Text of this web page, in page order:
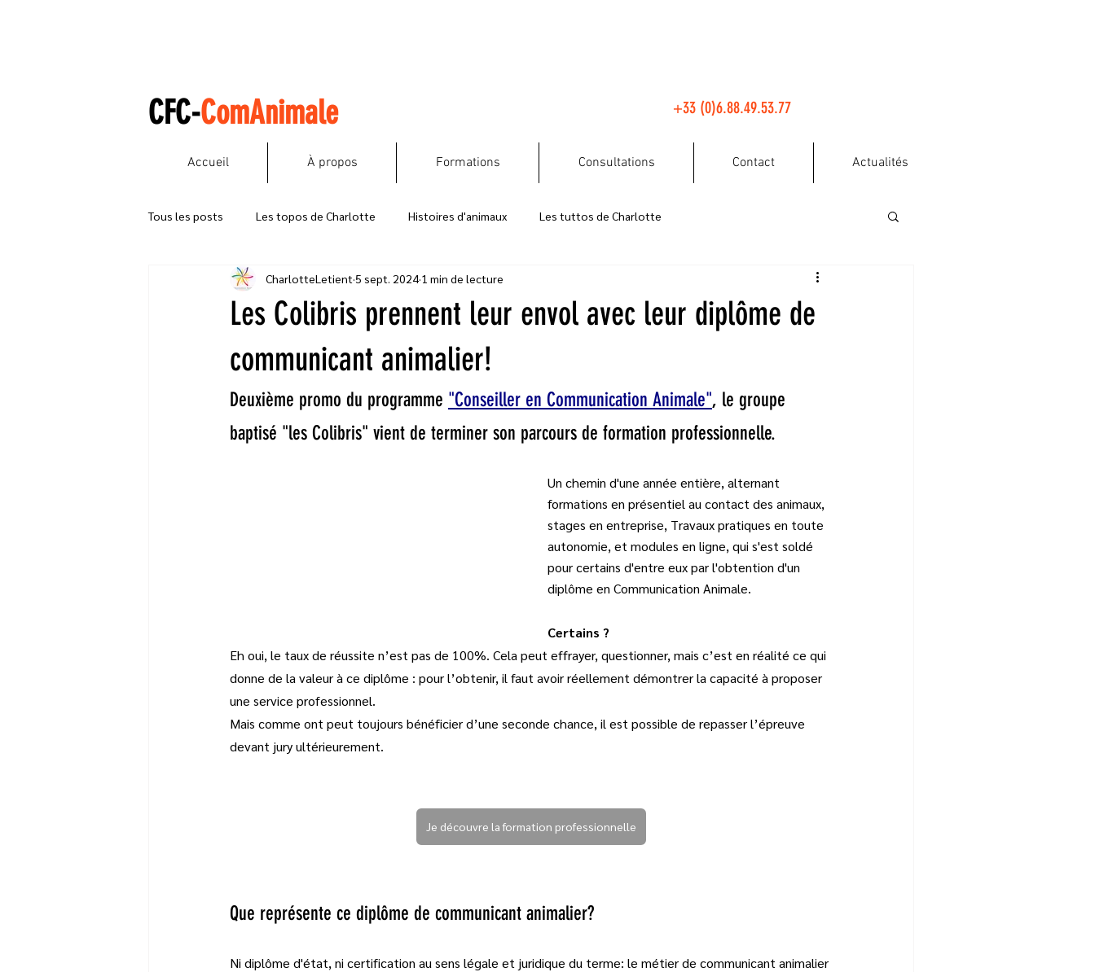
CFC-ComAnimale +33 (0)6.88.49.53.77
Accueil À propos Formations Consultations Contact Actualités
Tous les posts Les topos de Charlotte Histoires d'animaux Les tuttos de Charlotte
Débuter en Communication Animale Moments Philo
Les Colibris prennent leur envol avec leur diplôme de
communicant animalier!
CharlotteLetient 5 sept. 2024 1 min de lecture
Deuxième promo du programme "Conseiller en Communication Animale", le groupe
baptisé "les Colibris" vient de terminer son parcours de formation professionnelle.
Un chemin d'une année entière, alternant
formations en présentiel au contact des animaux,
stages en entreprise, Travaux pratiques en toute
autonomie, et modules en ligne, qui s'est soldé
pour certains d'entre eux par l'obtention d'un
diplôme en Communication Animale.
Certains ?
Eh oui, le taux de réussite n’est pas de 100%. Cela peut effrayer, questionner, mais c’est en réalité ce qui
donne de la valeur à ce diplôme : pour l’obtenir, il faut avoir réellement démontrer la capacité à proposer
une service professionnel.
Mais comme ont peut toujours bénéficier d’une seconde chance, il est possible de repasser l’épreuve
devant jury ultérieurement.
Je découvre la formation professionnelle
Que représente ce diplôme de communicant animalier?
Ni diplôme d'état, ni certification au sens légale et juridique du terme: le métier de communicant animalier